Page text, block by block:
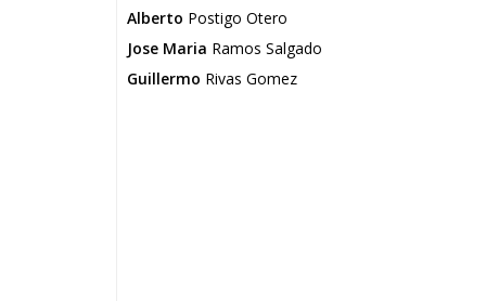
Alberto Postigo Otero
Jose Maria Ramos Salgado
Guillermo Rivas Gomez